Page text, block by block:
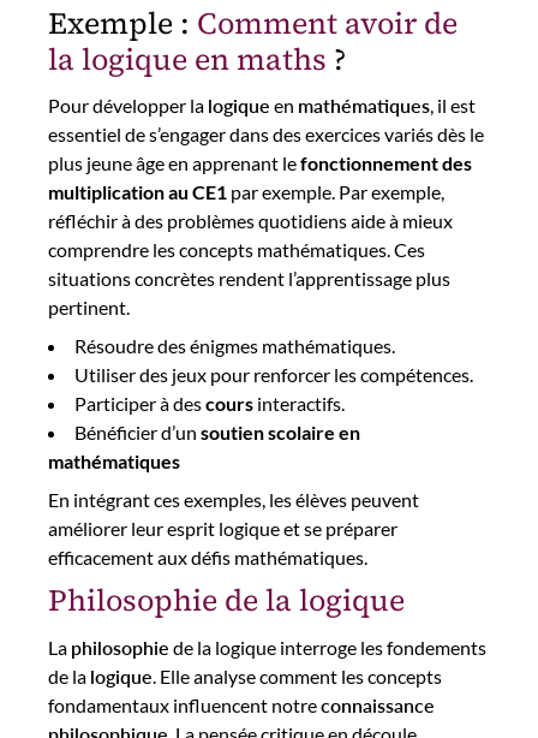
Exemple : Comment avoir de
la logique en maths ?
Pour développer la logique en mathématiques, il est
essentiel de s’engager dans des exercices variés dès le
plus jeune âge en apprenant lefonctionnement des
multiplication au CE1 par exemple. Par exemple,
réfléchir à des problèmes quotidiens aide à mieux
comprendre les concepts mathématiques. Ces
situations concrètes rendent l’apprentissage plus
pertinent.
Résoudre des énigmes mathématiques.
Utiliser des jeux pour renforcer les compétences.
Participer à descours interactifs.
Bénéficier d’un soutien scolaire en
mathématiques
En intégrant ces exemples, les élèves peuvent
améliorer leur esprit logique et se préparer
efficacement aux défis mathématiques.
Philosophie de la logique
La philosophie de la logique interroge les fondements
de la logique . Elle analyse comment les concepts
fondamentaux influencent notreconnaissance
philosophique . La pensée critique en découle,